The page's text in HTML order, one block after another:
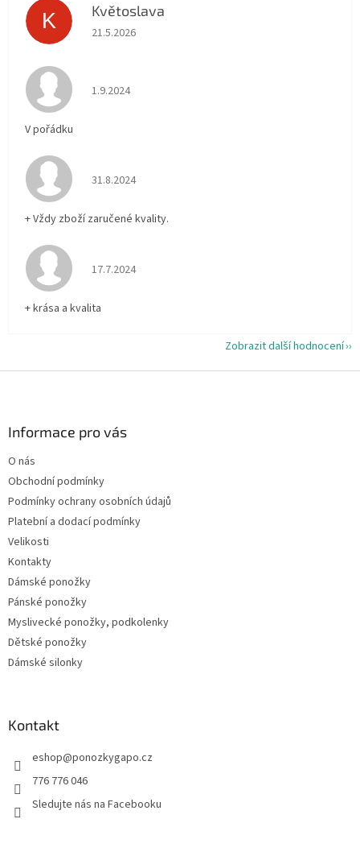
K Květoslava
Hodnocení obchodu je 5 z 5 hvězdiček.
21.5.2026
Hodnocení obchodu je 5 z 5 hvězdiček.
1.9.2024
V pořádku
Hodnocení obchodu je 5 z 5 hvězdiček.
31.8.2024
+ Vždy zboží zaručené kvality.
Hodnocení obchodu je 5 z 5 hvězdiček.
17.7.2024
+ krása a kvalita
Zobrazit další hodnocení
Informace pro vás
O nás
Obchodní podmínky
Podmínky ochrany osobních údajů
Platební a dodací podmínky
Velikosti
Kontakty
Dámské ponožky
Pánské ponožky
Myslivecké ponožky, podkolenky
Dětské ponožky
Dámské silonky
Kontakt
eshop@ponozkygapo.cz
776 776 046
Sledujte nás na Facebooku